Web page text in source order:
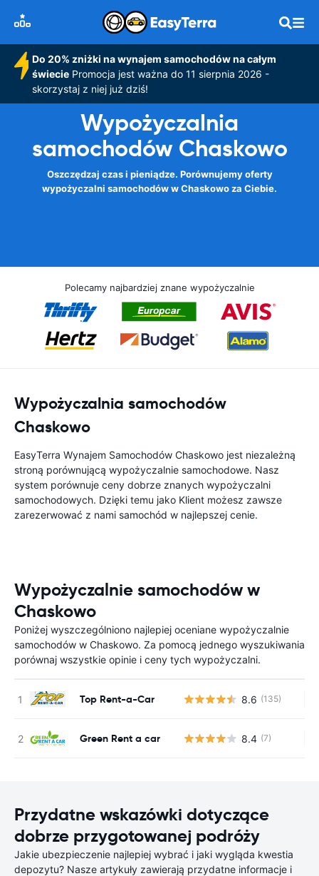
Do 20% zniżki na wynajem samochodów na całym
świeciePromocja jest ważna do 11 sierpnia 2026 -
skorzystaj z niej już dziś!
Wypożyczalnia
samochodów Chaskowo
Oszczędzaj czas i pieniądze. Porównujemy oferty
wypożyczalni samochodów w Chaskowo za Ciebie.
Polecamy najbardziej znane wypożyczalnie
Wypożyczalnia samochodów
Chaskowo
EasyTerra Wynajem Samochodów Chaskowo jest niezależną
stroną porównującą wypożyczalnie samochodowe. Nasz
system porównuje ceny dobrze znanych wypożyczalni
samochodowych. Dzięki temu jako Klient możesz zawsze
zarezerwować z nami samochód w najlepszej cenie.
Wypożyczalnie samochodów w
Chaskowo
Poniżej wyszczególniono najlepiej oceniane wypożyczalnie
samochodów w Chaskowo. Za pomocą jednego wyszukiwania
porównaj wszystkie opinie i ceny tych wypożyczalni.
Top Rent-a-Car 8.6 (135)
Green Rent a car 8.4 (7)
Przydatne wskazówki dotyczące
dobrze przygotowanej podróży
Jakie ubezpieczenie najlepiej wybrać i jaki wygląda kwestia
depozytu? Nasze artykuły zawierają przydatne informacje i